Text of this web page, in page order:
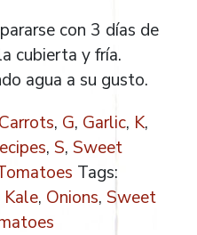
con 3 días de
cubierta y fría.
agua a su gusto.
Carrots, G, Garlic, K,
, S, Sweet
Tags:
Kale, Onions, Sweet